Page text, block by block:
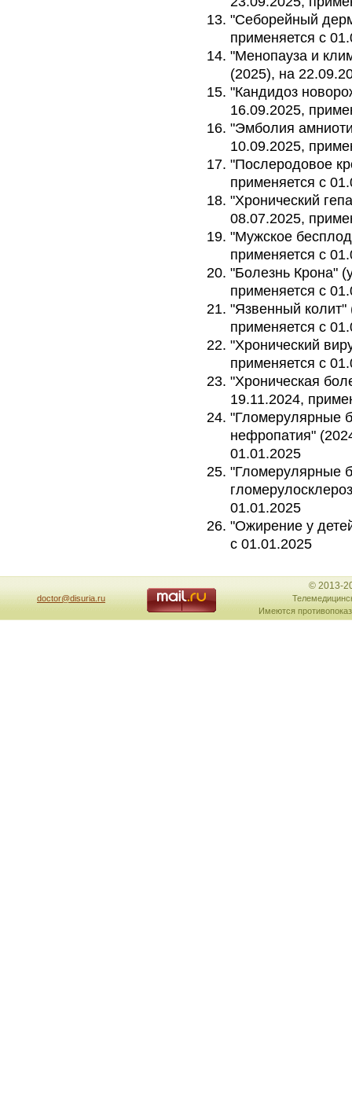
"Себорейный
применяется с
"Менопауза и
(2025), на
"Кандидоз
16.09.2025,
"Эмболия
10.09.2025,
"Послеродовое
применяется с
"Хронический
08.07.2025,
"Мужское
применяется с
"Болезнь Крона"
применяется с
"Язвенный колит"
применяется с
"Хронический
применяется с
"Хроническая
19.11.2024,
"Гломерулярные
нефропатия"
01.01.2025
"Гломерулярные
01.01.2025
"Ожирение у
с 01.01.2025
doctor@disuria.ru
© 2013-
Имеются